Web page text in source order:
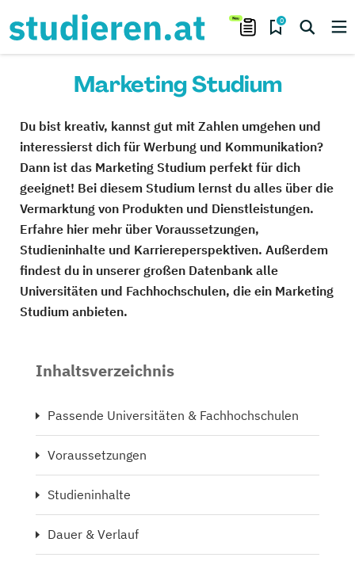
0
Marketing Studium
Du bist kreativ, kannst gut mit Zahlen umgehen und
interessierst dich für Werbung und Kommunikation?
Dann ist das Marketing Studium perfekt für dich
geeignet! Bei diesem Studium lernst du alles über die
Vermarktung von Produkten und Dienstleistungen.
Erfahre hier mehr über Voraussetzungen,
Studieninhalte und Karriereperspektiven. Außerdem
findest du in unserer großen Datenbank alle
Universitäten und Fachhochschulen, die ein Marketing
Studium anbieten.
Inhaltsverzeichnis
Passende Universitäten & Fachhochschulen
Voraussetzungen
Studieninhalte
Dauer & Verlauf